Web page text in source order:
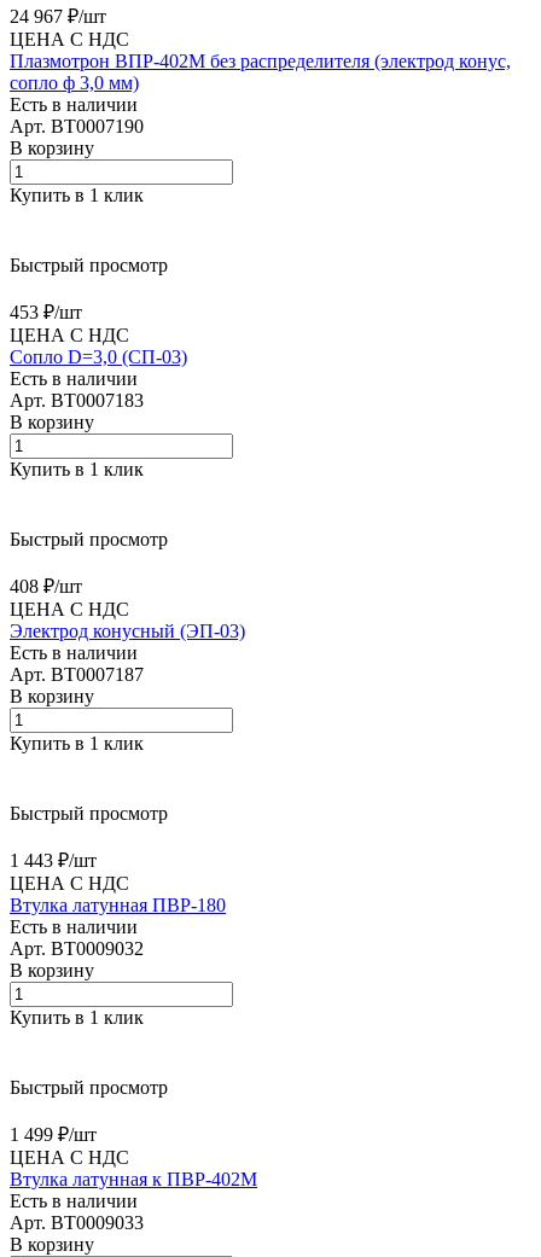
24 967 ₽/шт
ЦЕНА С НДС
Плазмотрон ВПР-402М без распределителя (электрод конус,
сопло ф 3,0 мм)
Есть в наличии
Арт. BT0007190
В корзину
Купить в 1 клик
Быстрый просмотр
453 ₽/шт
ЦЕНА С НДС
Сопло D=3,0 (СП-03)
Есть в наличии
Арт. BT0007183
В корзину
Купить в 1 клик
Быстрый просмотр
408 ₽/шт
ЦЕНА С НДС
Электрод конусный (ЭП-03)
Есть в наличии
Арт. BT0007187
В корзину
Купить в 1 клик
Быстрый просмотр
1 443 ₽/шт
ЦЕНА С НДС
Втулка латунная ПВР-180
Есть в наличии
Арт. BT0009032
В корзину
Купить в 1 клик
Быстрый просмотр
1 499 ₽/шт
ЦЕНА С НДС
Втулка латунная к ПВР-402М
Есть в наличии
Арт. BT0009033
В корзину